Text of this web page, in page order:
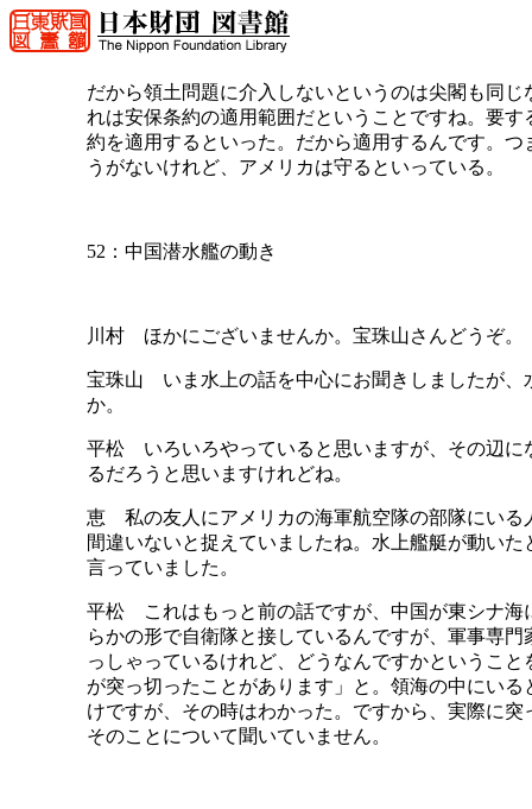
だから領土問題に介入しないというのは尖閣も同
れは安保条約の適用範囲だということですね。要
約を適用するといった。だから適用するんです。
うがないけれど、アメリカは守るといっている。
52：中国潜水艦の動き
川村 ほかにございませんか。宝珠山さんどうぞ。
宝珠山 いま水上の話を中心にお聞きしましたが、
か。
平松 いろいろやっていると思いますが、その辺に
るだろうと思いますけれどね。
恵 私の友人にアメリカの海軍航空隊の部隊にいる
間違いないと捉えていましたね。水上艦艇が動い
言っていました。
平松 これはもっと前の話ですが、中国が東シナ海
らかの形で自衛隊と接しているんですが、軍事専
っしゃっているけれど、どうなんですかというこ
が突っ切ったことがあります」と。領海の中にい
けですが、その時はわかった。ですから、実際に
そのことについて聞いていません。